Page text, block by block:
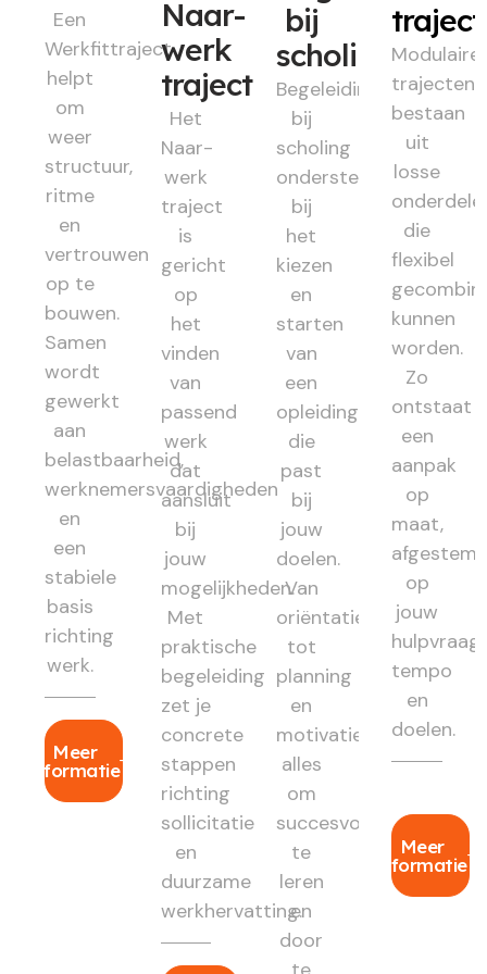
Een
Werkfittraject
helpt
om
weer
structuur,
ritme
en
vertrouwen
op te
bouwen.
Samen
wordt
gewerkt
aan
belastbaarheid,
werknemersvaardigheden
en
een
stabiele
basis
richting
werk.
Meer
informatie
Naar-
werk
traject
Het
Naar-
werk
traject
is
gericht
op
het
vinden
van
passend
werk
dat
aansluit
bij
jouw
mogelijkheden.
Met
praktische
begeleiding
zet je
concrete
stappen
richting
sollicitatie
en
duurzame
werkhervatting.
bij
scholing
Begeleiding
bij
scholing
ondersteunt
bij
het
kiezen
en
starten
van
een
opleiding
die
past
bij
jouw
doelen.
Van
oriëntatie
tot
planning
en
motivatie:
alles
om
succesvol
te
leren
en
door
Modulaire
trajecten
bestaan
uit
losse
die
flexibel
kunnen
worden.
Zo
ontstaat
een
aanpak
op
maat,
op
jouw
hulpvraag,
tempo
en
doelen.
Meer
informatie